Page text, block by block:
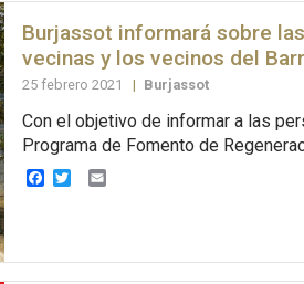
Burjassot informará sobre
vecinas y los vecinos del
25 febrero 2021 | Burjassot
Con el objetivo de informar a las
Programa de Fomento de
Facebook
TwitterEmail